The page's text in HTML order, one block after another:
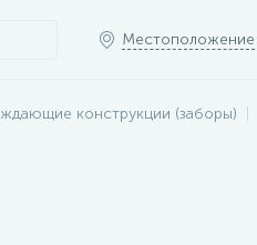
Местоположение
конструкции (заборы)